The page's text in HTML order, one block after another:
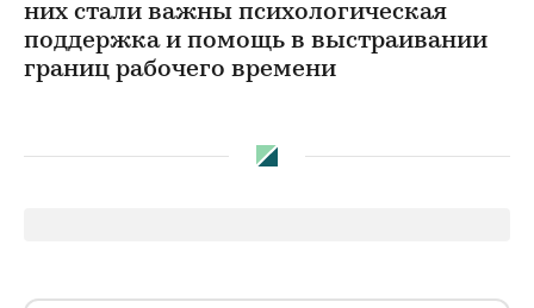
них стали важны психологическая
поддержка и помощь в выстраивании
границ рабочего времени